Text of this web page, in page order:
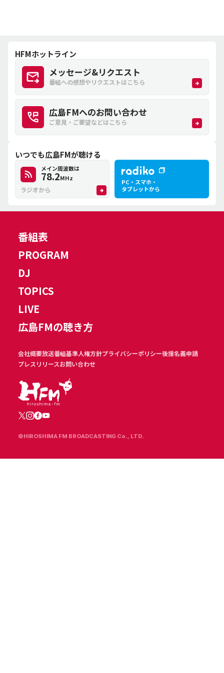
HFMホットライン
メッセージ&リクエスト
番組への感想やリクエストはこちら
広島FMへのお問い合わせ
ご意見・ご要望などはこちら
いつでも広島FMが聴ける
メイン周波数は
78.2MHz
ラジオから
PC・スマホ・
タブレットから
番組表
PROGRAM
DJ
TOPICS
LIVE
広島FMの聴き方
会社概要放送番組基準人権方針プライバシーポリシー後援名義申請
プレスリリースお問い合わせ
©HIROSHIMA FM BROADCASTING Co., LTD.